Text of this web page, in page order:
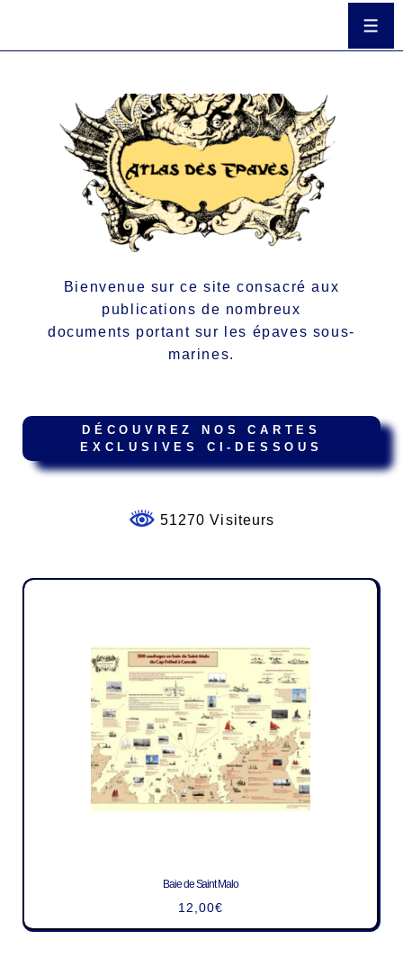
Bienvenue sur ce site consacré aux
publications de nombreux
documents portant sur les épaves sous-
marines.
DÉCOUVREZ NOS CARTES
EXCLUSIVES CI-DESSOUS
51270 Visiteurs
Baie de Saint Malo
12,00€